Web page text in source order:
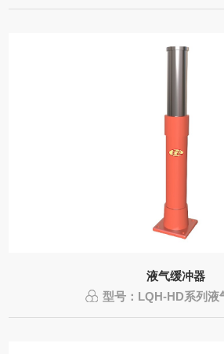
液气缓冲器
型号：LQH-HD系列液